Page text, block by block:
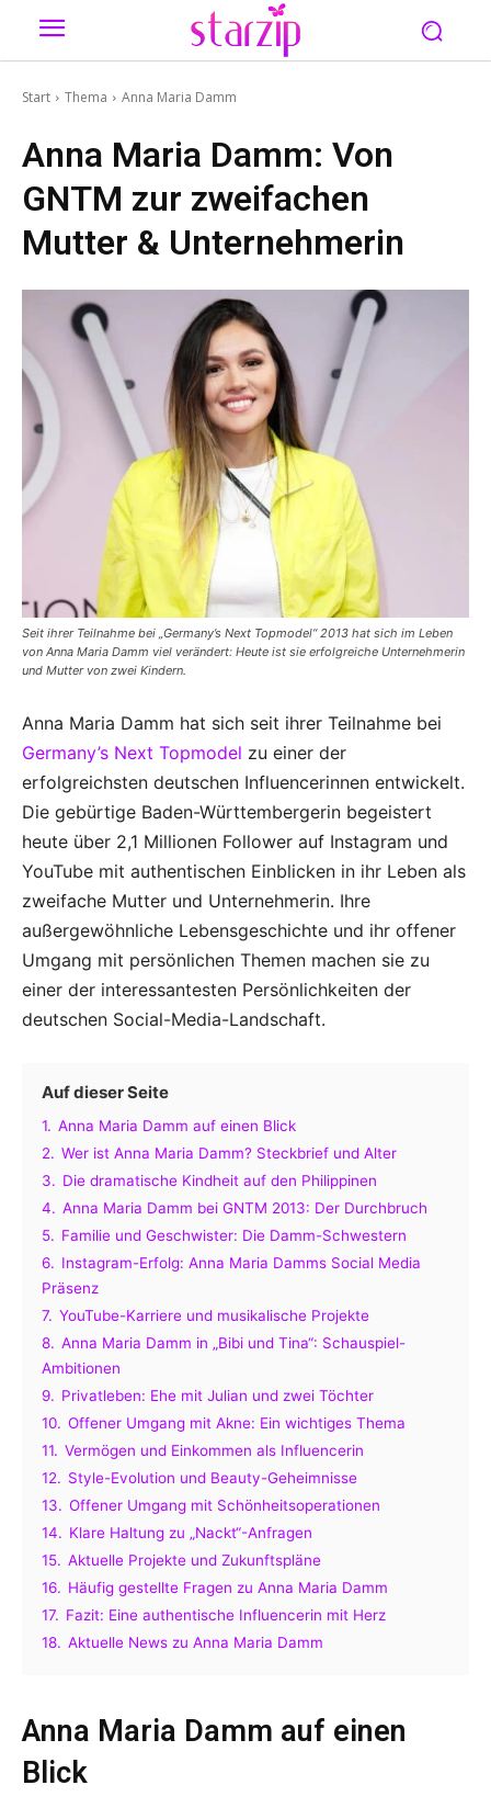
Start Thema Anna Maria Damm
Anna Maria Damm: Von
GNTM zur zweifachen
Mutter & Unternehmerin
Seit ihrer Teilnahme bei „Germany’s Next Topmodel“ 2013 hat sich im Leben
von Anna Maria Damm viel verändert: Heute ist sie erfolgreiche Unternehmerin
und Mutter von zwei Kindern.
Anna Maria Damm hat sich seit ihrer Teilnahme bei
Germany’s Next Topmodel zu einer der
erfolgreichsten deutschen Influencerinnen entwickelt.
Die gebürtige Baden-Württembergerin begeistert
heute über 2,1 Millionen Follower auf Instagram und
YouTube mit authentischen Einblicken in ihr Leben als
zweifache Mutter und Unternehmerin. Ihre
außergewöhnliche Lebensgeschichte und ihr offener
Umgang mit persönlichen Themen machen sie zu
einer der interessantesten Persönlichkeiten der
deutschen Social-Media-Landschaft.
Auf dieser Seite
1. Anna Maria Damm auf einen Blick
2. Wer ist Anna Maria Damm? Steckbrief und Alter
3. Die dramatische Kindheit auf den Philippinen
4. Anna Maria Damm bei GNTM 2013: Der Durchbruch
5. Familie und Geschwister: Die Damm-Schwestern
6. Instagram-Erfolg: Anna Maria Damms Social Media
Präsenz
7. YouTube-Karriere und musikalische Projekte
8. Anna Maria Damm in „Bibi und Tina“: Schauspiel-
Ambitionen
9. Privatleben: Ehe mit Julian und zwei Töchter
10. Offener Umgang mit Akne: Ein wichtiges Thema
11. Vermögen und Einkommen als Influencerin
12. Style-Evolution und Beauty-Geheimnisse
13. Offener Umgang mit Schönheitsoperationen
14. Klare Haltung zu „Nackt“-Anfragen
15. Aktuelle Projekte und Zukunftspläne
16. Häufig gestellte Fragen zu Anna Maria Damm
17. Fazit: Eine authentische Influencerin mit Herz
18. Aktuelle News zu Anna Maria Damm
Anna Maria Damm auf einen
Blick